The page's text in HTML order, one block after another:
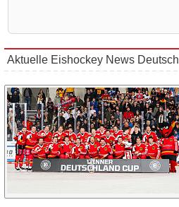
Aktuelle Eishockey News